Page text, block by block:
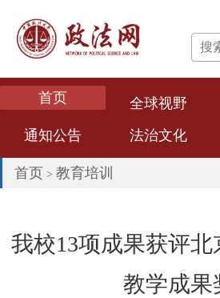
首页 全球视野
通知公告
法治文化
专题专栏
热点评述
经典案例
首页 > 教育培训
我校13项成果获评
教学成果